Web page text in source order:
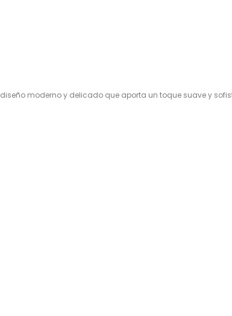
moderno y delicado que aporta un toque suave y